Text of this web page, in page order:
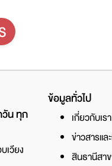
วัน ทุก
เวียง
ข้อมูลทั่วไป
เกี่ยวกับเรา
ข่าวสารแ
สินธานีสา